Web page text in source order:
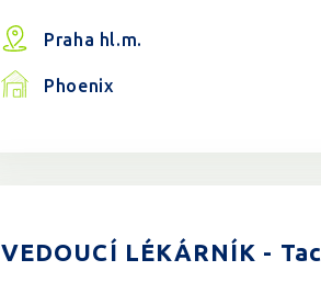
Praha hl.m.
Phoenix
VEDOUCÍ LÉKÁRNÍK -